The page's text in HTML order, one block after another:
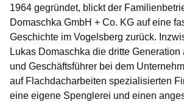
1964 gegründet, blickt der
Domaschka GmbH + Co. KG auf eine
Geschichte im Vogelsberg zurück.
Lukas Domaschka die dritte
und Geschäftsführer bei dem
auf Flachdacharbeiten spezialisierten
eine eigene Spenglerei und einen